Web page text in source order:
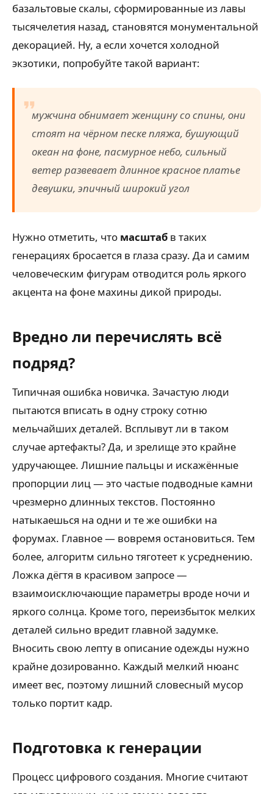
базальтовые скалы, сформированные из лавы
тысячелетия назад, становятся монументальной
декорацией. Ну, а если хочется холодной
экзотики, попробуйте такой вариант:
мужчина обнимает женщину со спины, они
стоят на чёрном песке пляжа, бушующий
океан на фоне, пасмурное небо, сильный
ветер развевает длинное красное платье
девушки, эпичный широкий угол
Нужно отметить, что масштаб в таких
генерациях бросается в глаза сразу. Да и самим
человеческим фигурам отводится роль яркого
акцента на фоне махины дикой природы.
Вредно ли перечислять всё
подряд?
Типичная ошибка новичка. Зачастую люди
пытаются вписать в одну строку сотню
мельчайших деталей. Всплывут ли в таком
случае артефакты? Да, и зрелище это крайне
удручающее. Лишние пальцы и искажённые
пропорции лиц — это частые подводные камни
чрезмерно длинных текстов. Постоянно
натыкаешься на одни и те же ошибки на
форумах. Главное — вовремя остановиться. Тем
более, алгоритм сильно тяготеет к усреднению.
Ложка дёгтя в красивом запросе —
взаимоисключающие параметры вроде ночи и
яркого солнца. Кроме того, переизбыток мелких
деталей сильно вредит главной задумке.
Вносить свою лепту в описание одежды нужно
крайне дозированно. Каждый мелкий нюанс
имеет вес, поэтому лишний словесный мусор
только портит кадр.
Подготовка к генерации
Процесс цифрового создания. Многие считают